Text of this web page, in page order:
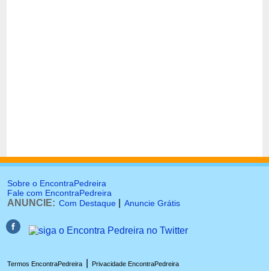
Sobre o EncontraPedreira
Fale com EncontraPedreira
ANUNCIE: Com Destaque Anuncie Grátis
Termos EncontraPedreira Privacidade EncontraPedreira